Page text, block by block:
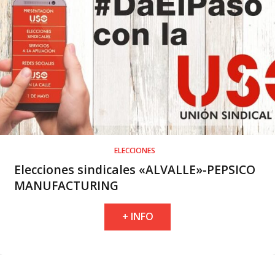
ELECCIONES
Elecciones sindicales «ALVALLE»-PEPSICO
MANUFACTURING
+ INFO